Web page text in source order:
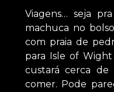
Viagens… seja
machuca no
com praia de
para Isle of
custará cerca de
comer. Pode